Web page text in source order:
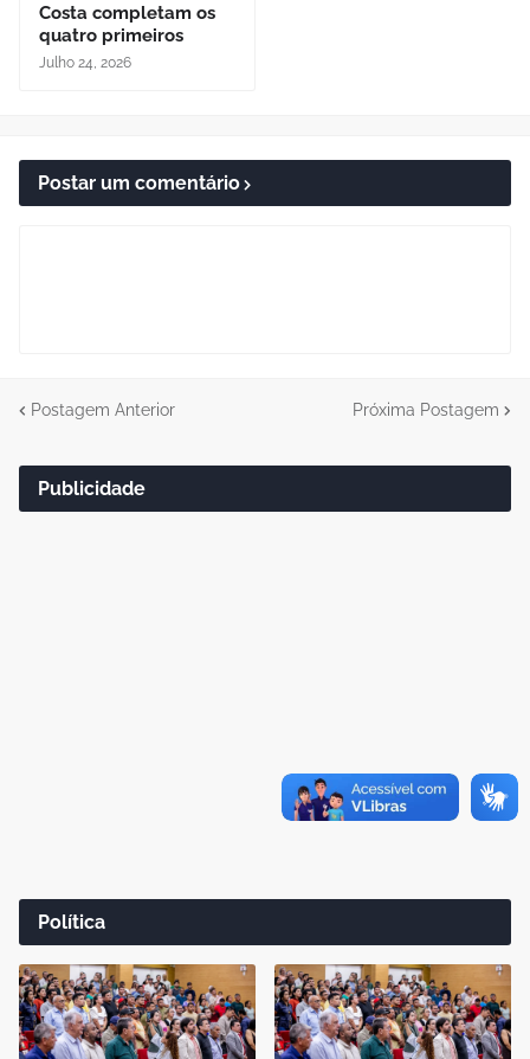
Costa completam os
quatro primeiros
Julho 24, 2026
Postar um comentário
Postagem Anterior Próxima Postagem
Publicidade
Política